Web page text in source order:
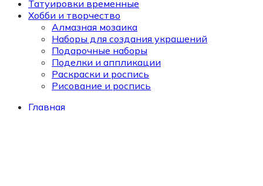
Татуировки временные
Хобби и творчество
Алмазная мозаика
Наборы для создания украшений
Подарочные наборы
Поделки и аппликации
Раскраски и роспись
Рисование и роспись
Главная